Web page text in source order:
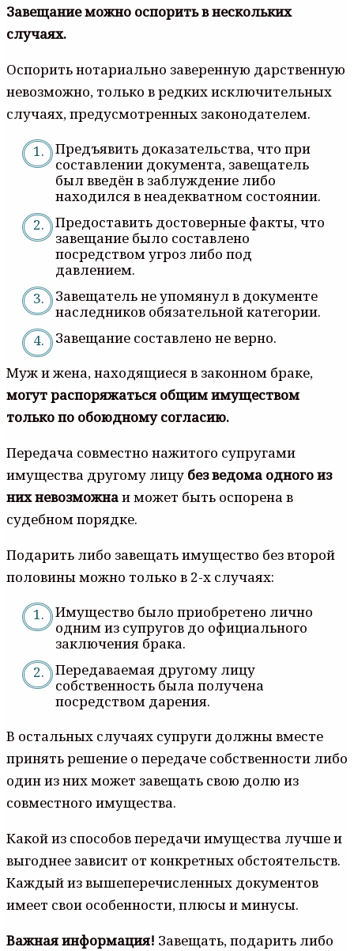
Завещание можно оспорить в нескольких
случаях.
Оспорить нотариально заверенную дарственную
невозможно, только в редких исключительных
случаях, предусмотренных законодателем.
Предъявить доказательства, что при
составлении документа, завещатель
был введён в заблуждение либо
находился в неадекватном состоянии.
Предоставить достоверные факты, что
завещание было составлено
посредством угроз либо под
давлением.
Завещатель не упомянул в документе
наследников обязательной категории.
Завещание составлено не верно.
Муж и жена, находящиеся в законном браке,
могут распоряжаться общим имуществом
только по обоюдному согласию.
Передача совместно нажитого супругами
имущества другому лицу без ведома одного из
них невозможнаи может быть оспорена в
судебном порядке.
Подарить либо завещать имущество без второй
половины можно только в 2-х случаях:
Имущество было приобретено лично
одним из супругов до официального
заключения брака.
Передаваемая другому лицу
собственность была получена
посредством дарения.
В остальных случаях супруги должны вместе
принять решение о передаче собственности либо
один из них может завещать свою долю из
совместного имущества.
Какой из способов передачи имущества лучше и
выгоднее зависит от конкретных обстоятельств.
Каждый из вышеперечисленных документов
имеет свои особенности, плюсы и минусы.
Важная информация! Завещать, подарить либо